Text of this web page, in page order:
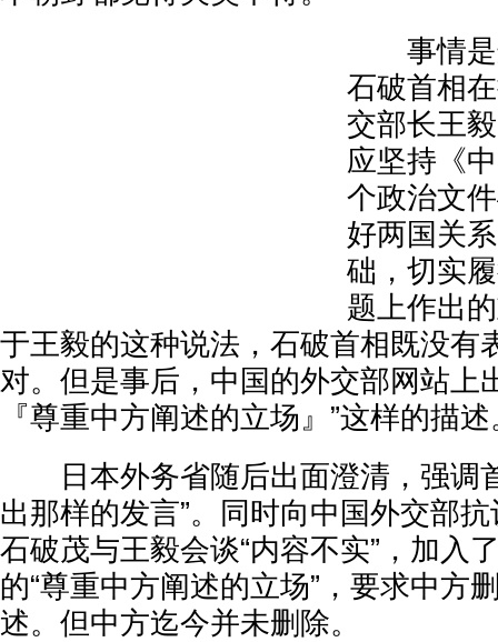
事情是
石破首相
交部长王
应坚持《
个政治文
好两国关
础，切实
题上作出
于王毅的这种说法，石破首相既没有
对。但是事后，中国的外交部网站上
『尊重中方阐述的立场』”这样的描述
日本外务省随后出面澄清，强调
出那样的发言”。同时向中国外交部
石破茂与王毅会谈“内容不实”，加入
的“尊重中方阐述的立场”，要求中方
述。但中方迄今并未删除。